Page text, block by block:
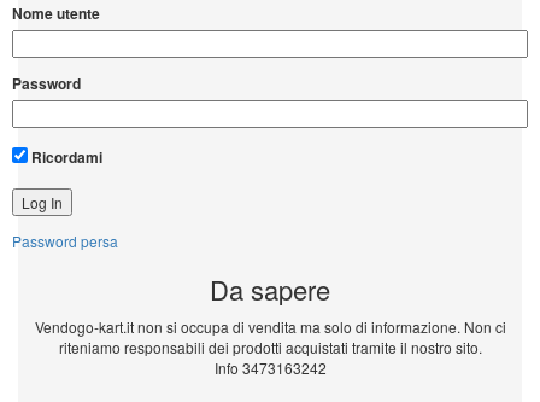
Nome utente
Password
Ricordami
Password persa
Da sapere
Vendogo-kart.it non si occupa di vendita ma solo di informazione. Non ci
riteniamo responsabili dei prodotti acquistati tramite il nostro sito.
Info 3473163242